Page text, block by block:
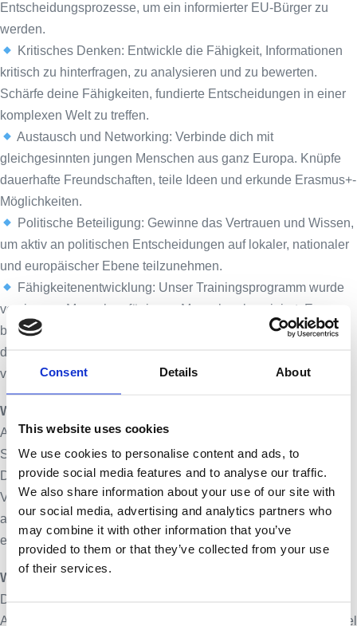
Consent Details About
This website uses cookies
We use cookies to personalise content and ads, to
provide social media features and to analyse our traffic.
We also share information about your use of our site with
our social media, advertising and analytics partners who
may combine it with other information that you’ve
provided to them or that they’ve collected from your use
of their services.
Consent
Entscheidungsprozesse, um ein informierter EU-Bürger zu
werden.
Kritisches Denken: Entwickle die Fähigkeit, Informationen
kritisch zu hinterfragen, zu analysieren und zu bewerten.
Schärfe deine Fähigkeiten, fundierte Entscheidungen in einer
komplexen Welt zu treffen.
Austausch und Networking: Verbinde dich mit
gleichgesinnten jungen Menschen aus ganz Europa. Knüpfe
dauerhafte Freundschaften, teile Ideen und erkunde Erasmus+-
Möglichkeiten.
Politische Beteiligung: Gewinne das Vertrauen und Wissen,
um aktiv an politischen Entscheidungen auf lokaler, nationaler
und europäischer Ebene teilzunehmen.
Fähigkeitenentwicklung: Unser Trainingsprogramm wurde
von jungen Menschen für junge Menschen konzipiert. Es
basiert auf nicht-formalen Bildungsmethoden und beinhaltet
den Dialog mit Entscheidungsträgern und Experten
verschiedener Fachrichtungen.
Wer kann teilnehmen?
Alle Personen im Alter von 17 bis 29 Jahren mit
Staatsbürgerschaft oder Aufenthalt in Österreich oder
Dänemark sind für dieses Programm berechtigt. Keine
Vorkenntnisse erforderlich! Wir heißen junge Menschen aus
allen Hintergründen willkommen, die unsere Leidenschaft für
ein vereintes und demokratisches Europa teilen.
Worum geht es?
Das Trainingsprogramm besteht aus 4 Modulen, die zwischen
April 2024 und März 2025 in Dänemark, Österreich und Brüssel